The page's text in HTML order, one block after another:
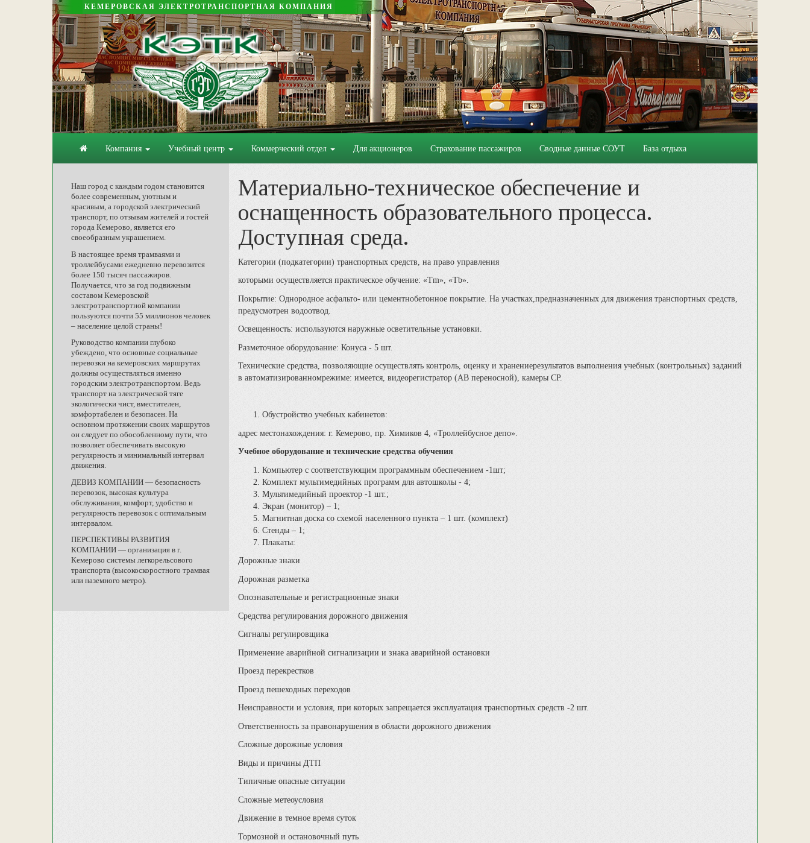
КЕМЕРОВСКАЯ ЭЛЕКТРОТРАНСПОРТНАЯ КОМПАНИЯ
Компания Учебный центр Коммерческий отдел Для акционеров Страхование пассажиров Сводные данные СОУТ База отдыха
Наш город с каждым годом становится
более современным, уютным и
красивым, а городской электрический
транспорт, по отзывам жителей и гостей
города Кемерово, является его
своеобразным украшением.
В настоящее время трамваями и
троллейбусами ежедневно перевозится
более 150 тысяч пассажиров.
Получается, что за год подвижным
составом Кемеровской
электротранспортной компании
пользуются почти 55 миллионов человек
– население целой страны!
Руководство компании глубоко
убеждено, что основные социальные
перевозки на кемеровских маршрутах
должны осуществляться именно
городским электротранспортом. Ведь
транспорт на электрической тяге
экологически чист, вместителен,
комфортабелен и безопасен. На
основном протяжении своих маршрутов
он следует по обособленному пути, что
позволяет обеспечивать высокую
регулярность и минимальный интервал
движения.
ДЕВИЗ КОМПАНИИ — безопасность
перевозок, высокая культура
обслуживания, комфорт, удобство и
регулярность перевозок с оптимальным
интервалом.
ПЕРСПЕКТИВЫ РАЗВИТИЯ
КОМПАНИИ — организация в г.
Кемерово системы легкорельсового
транспорта (высокоскоростного трамвая
или наземного метро).
Материально-техническое обеспечение и
оснащенность образовательного процесса.
Доступная среда.
Категории (подкатегории) транспортных средств, на право управления
которыми осуществляется практическое обучение: «Tm», «Tb».
Покрытие: Однородное асфальто- или цементнобетонное покрытие. На участках,предназначенных для движения транспортных средств,
предусмотрен водоотвод.
Освещенность: используются наружные осветительные установки.
Разметочное оборудование: Конуса - 5 шт.
Технические средства, позволяющие осуществлять контроль, оценку и хранениерезультатов выполнения учебных (контрольных) заданий
в автоматизированномрежиме: имеется, видеорегистратор (АВ переносной), камеры СР.
Обустройство учебных кабинетов:
адрес местонахождения: г. Кемерово, пр. Химиков 4, «Троллейбусное депо».
Учебное оборудование и технические средства обучения
Компьютер с соответствующим программным обеспечением -1шт;
Комплект мультимедийных программ для автошколы - 4;
Мультимедийный проектор -1 шт.;
Экран (монитор) – 1;
Магнитная доска со схемой населенного пункта – 1 шт. (комплект)
Стенды – 1;
Плакаты:
Дорожные знаки
Дорожная разметка
Опознавательные и регистрационные знаки
Средства регулирования дорожного движения
Сигналы регулировщика
Применение аварийной сигнализации и знака аварийной остановки
Проезд перекрестков
Проезд пешеходных переходов
Неисправности и условия, при которых запрещается эксплуатация транспортных средств -2 шт.
Ответственность за правонарушения в области дорожного движения
Сложные дорожные условия
Виды и причины ДТП
Типичные опасные ситуации
Сложные метеоусловия
Движение в темное время суток
Тормозной и остановочный путь